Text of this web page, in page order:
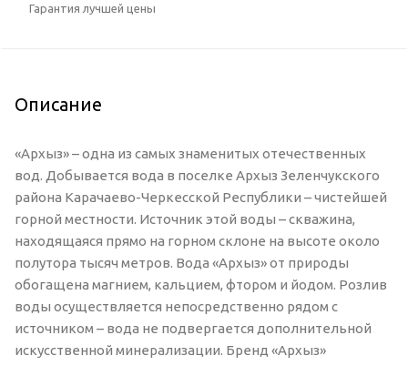
Гарантия лучшей цены
Описание
«Архыз» – одна из самых знаменитых отечественных
вод. Добывается вода в поселке Архыз Зеленчукского
района Карачаево-Черкесской Республики – чистейшей
горной местности. Источник этой воды – скважина,
находящаяся прямо на горном склоне на высоте около
полутора тысяч метров. Вода «Архыз» от природы
обогащена магнием, кальцием, фтором и йодом. Розлив
воды осуществляется непосредственно рядом с
источником – вода не подвергается дополнительной
искусственной минерализации. Бренд «Архыз»